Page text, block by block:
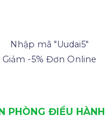
Nhập mã "Uudai5"
Giảm -5% Đơn Online
PHÒNG ĐIỀU HÀNH